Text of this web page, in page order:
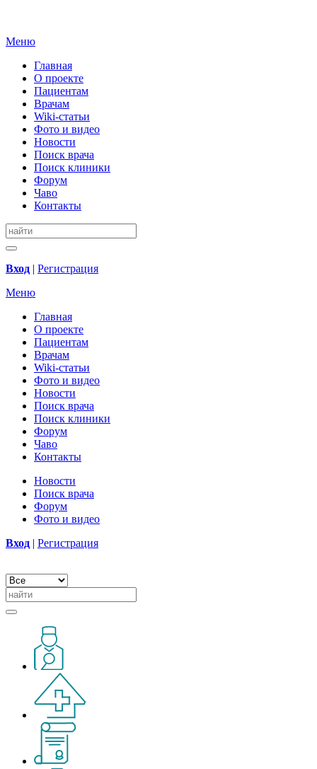
Меню
Главная
О проекте
Пациентам
Врачам
Wiki-статьи
Фото и видео
Новости
Поиск врача
Поиск клиники
Форум
Чаво
Контакты
Вход | Регистрация
Меню
Главная
О проекте
Пациентам
Врачам
Wiki-статьи
Фото и видео
Новости
Поиск врача
Поиск клиники
Форум
Чаво
Контакты
Новости
Поиск врача
Форум
Фото и видео
Вход | Регистрация